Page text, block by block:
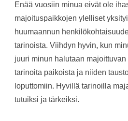
Enää vuosiin minua eivät ole
majoituspaikkojen ylelliset
huumaannun
tarinoista. Viihdyn hyvin, kun
juuri minun halutaan
tarinoita paikoista ja niiden
loputtomiin. Hyvillä tarinoilla
tutuiksi ja tärkeiksi.